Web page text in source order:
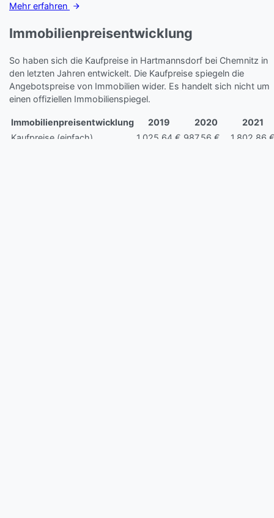
Mehr erfahren
Immobilienpreisentwicklung
So haben sich die Kaufpreise in Hartmannsdorf bei Chemnitz in
den letzten Jahren entwickelt. Die Kaufpreise spiegeln die
Angebotspreise von Immobilien wider. Es handelt sich nicht um
einen offiziellen Immobilienspiegel.
Immobilienpreisentwicklung 2019 2020
2021
Kaufpreise (einfach)
1.025,64 € 987,56 €
1.802,86